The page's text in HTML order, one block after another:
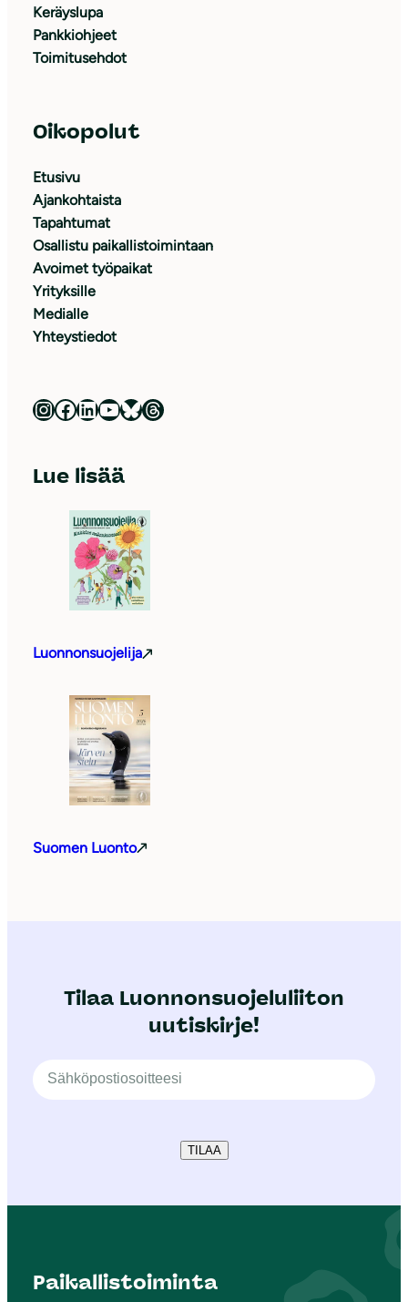
Keräyslupa
Pankkiohjeet
Toimitusehdot
Oikopolut
Etusivu
Ajankohtaista
Tapahtumat
Osallistu paikallistoimintaan
Avoimet työpaikat
Yrityksille
Medialle
Yhteystiedot
Luonnonsuojeluliitto Instagramissa Luonnonsuojeluliitto Facebookissa Luonnonsuojeluliitto LinkedInissä Luonnonsuojeluliiton YouTube-kanava Luonnonsuojeluliitto Blueskyssa Luonnonsuojeluliitto Threadsissa
Lue lisää
Luonnonsuojelija
Suomen Luonto
Tilaa Luonnonsuojeluliiton
uutiskirje!
TILAA
Paikallistoiminta